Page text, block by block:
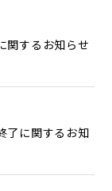
関するお知らせ
了に関するお知